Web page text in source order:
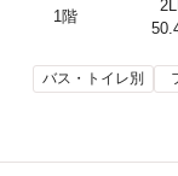
1階
バス・トイレ別